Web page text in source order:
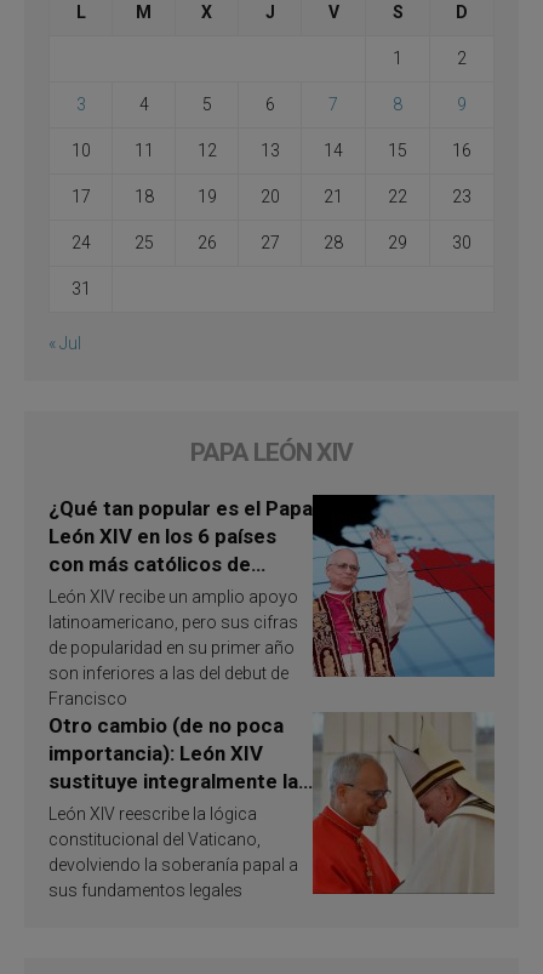
L M X J V S D
1 2
3 4 5 6 7 8 9
10 11 12 13 14 15 16
17 18 19 20 21 22 23
24 25 26 27 28 29 30
31
« Jul
PAPA LEÓN XIV
¿Qué tan popular es el Papa
León XIV en los 6 países
con más católicos de
América Latina en 2026?
Publican resultados de
investigación
León XIV recibe un amplio apoyo
latinoamericano, pero sus cifras
de popularidad en su primer año
son inferiores a las del debut de
Francisco
Otro cambio (de no poca
importancia): León XIV
sustituye integralmente la
ley vaticana de Papa
Francisco
León XIV reescribe la lógica
constitucional del Vaticano,
devolviendo la soberanía papal a
sus fundamentos legales